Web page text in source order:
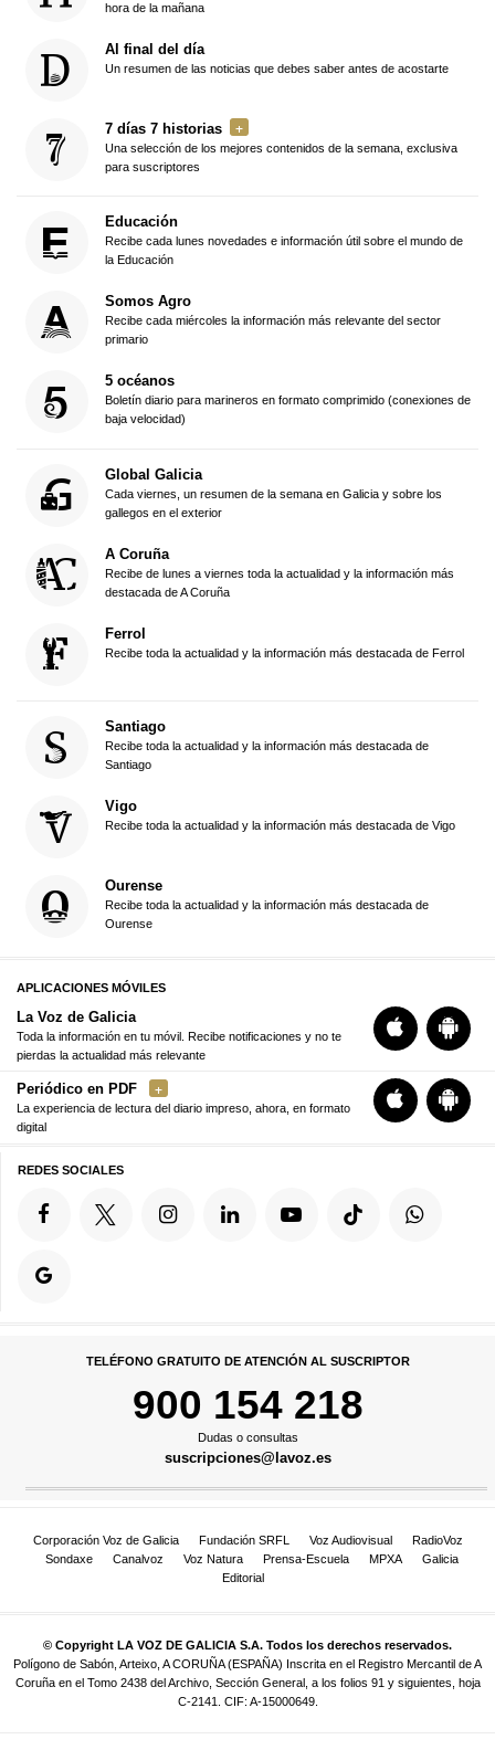
hora de la mañana
Al final del día
Un resumen de las noticias que debes saber antes de acostarte
7 días 7 historias
Una selección de los mejores contenidos de la semana, exclusiva
para suscriptores
Educación
Recibe cada lunes novedades e información útil sobre el mundo de
la Educación
Somos Agro
Recibe cada miércoles la información más relevante del sector
primario
5 océanos
Boletín diario para marineros en formato comprimido (conexiones de
baja velocidad)
Global Galicia
Cada viernes, un resumen de la semana en Galicia y sobre los
gallegos en el exterior
A Coruña
Recibe de lunes a viernes toda la actualidad y la información más
destacada de A Coruña
Ferrol
Recibe toda la actualidad y la información más destacada de Ferrol
Santiago
Recibe toda la actualidad y la información más destacada de
Santiago
Vigo
Recibe toda la actualidad y la información más destacada de Vigo
Ourense
Recibe toda la actualidad y la información más destacada de
Ourense
APLICACIONES MÓVILES
La Voz de Galicia
Toda la información en tu móvil. Recibe notificaciones y no te
pierdas la actualidad más relevante
Periódico en PDF
La experiencia de lectura del diario impreso, ahora, en formato
digital
REDES SOCIALES
TELÉFONO GRATUITO DE ATENCIÓN AL SUSCRIPTOR
900 154 218
Dudas o consultas
suscripciones@lavoz.es
Corporación Voz de Galicia Fundación SRFL Voz Audiovisual
RadioVoz
Sondaxe
Canalvoz Voz Natura Prensa-Escuela MPXA
Galicia
Editorial
© Copyright LA VOZ DE GALICIA S.A. Todos los derechos reservados.
Polígono de Sabón, Arteixo, A CORUÑA (ESPAÑA) Inscrita en el Registro Mercantil de A
Coruña en el Tomo 2438 del Archivo, Sección General, a los folios 91 y siguientes, hoja
C-2141. CIF: A-15000649.